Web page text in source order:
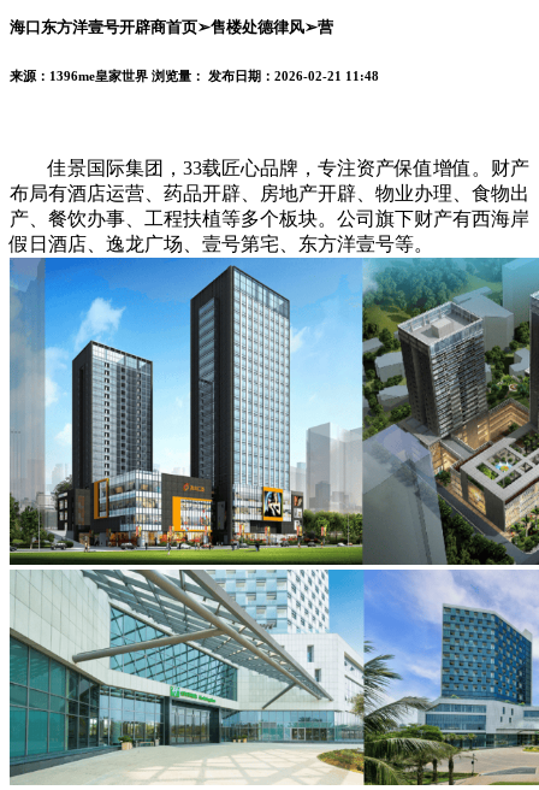
海口东方洋壹号开辟商首页➢售楼处德律风➢营
来源：1396me皇家世界 浏览量： 发布日期：2026-02-21 11:48
佳景国际集团，33载匠心品牌，专注资产保值增值。财产
布局有酒店运营、药品开辟、房地产开辟、物业办理、食物出
产、餐饮办事、工程扶植等多个板块。公司旗下财产有西海岸
假日酒店、逸龙广场、壹号第宅、东方洋壹号等。